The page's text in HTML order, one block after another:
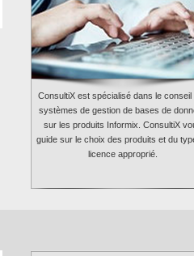
ConsultiX est spécialisé dans le conseil
systèmes de gestion de bases de
sur les produits Informix. ConsultiX
guide sur le choix des produits et du
licence approprié.